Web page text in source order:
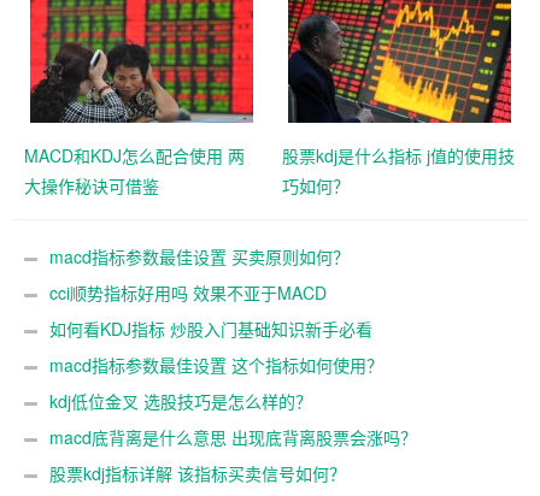
MACD和KDJ怎么配合使用 两
大操作秘诀可借鉴
股票kdj是什么指标 j值的使用技
巧如何？
macd指标参数最佳设置 买卖原则如何？
cci顺势指标好用吗 效果不亚于MACD
如何看KDJ指标 炒股入门基础知识新手必看
macd指标参数最佳设置 这个指标如何使用？
kdj低位金叉 选股技巧是怎么样的？
macd底背离是什么意思 出现底背离股票会涨吗？
股票kdj指标详解 该指标买卖信号如何？